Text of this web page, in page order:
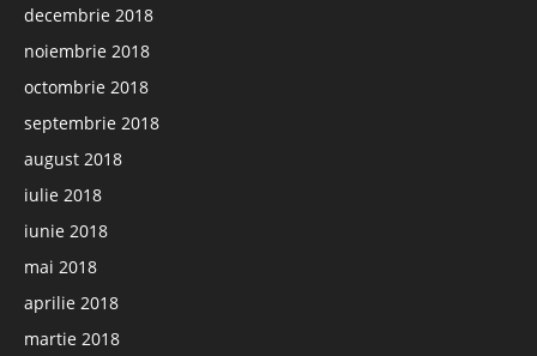
decembrie 2018
noiembrie 2018
octombrie 2018
septembrie 2018
august 2018
iulie 2018
iunie 2018
mai 2018
aprilie 2018
martie 2018